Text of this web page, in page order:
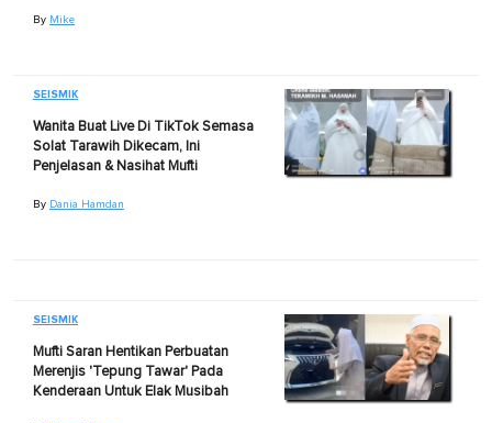
By Mike
SEISMIK
Wanita Buat Live Di TikTok Semasa
Solat Tarawih Dikecam, Ini
Penjelasan & Nasihat Mufti
By Dania Hamdan
SEISMIK
Mufti Saran Hentikan Perbuatan
Merenjis 'Tepung Tawar' Pada
Kenderaan Untuk Elak Musibah